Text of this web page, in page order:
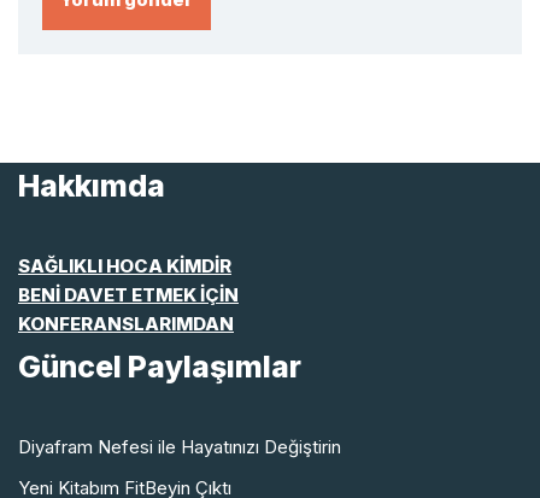
Hakkımda
SAĞLIKLI HOCA KİMDİR
BENİ DAVET ETMEK İÇİN
KONFERANSLARIMDAN
Güncel Paylaşımlar
Diyafram Nefesi ile Hayatınızı Değiştirin
Yeni Kitabım FitBeyin Çıktı